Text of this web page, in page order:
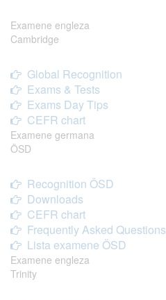
Examene engleza
Cambridge
Global Recognition
Exams & Tests
Exams Day Tips
CEFR chart
Examene germana
ÖSD
Recognition ÖSD
Downloads
CEFR chart
Frequently Asked Questions
Lista examene ÖSD
Examene engleza
Trinity